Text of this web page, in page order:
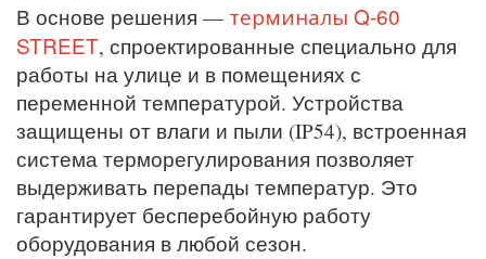
В основе решения — терминалы Q-60
STREET, спроектированные специально для
работы на улице и в помещениях с
переменной температурой. Устройства
защищены от влаги и пыли (IP54), встроенная
система терморегулирования позволяет
выдерживать перепады температур. Это
гарантирует бесперебойную работу
оборудования в любой сезон.